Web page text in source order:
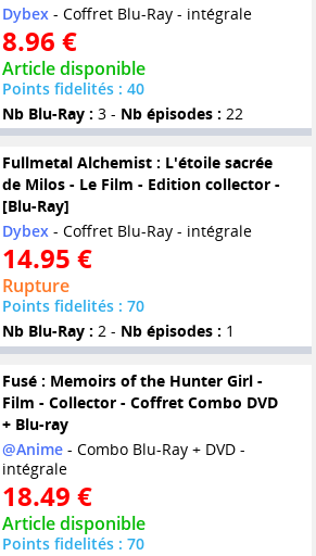
Dybex - Coffret Blu-Ray - intégrale
8.96 €
Article disponible
Points fidelités : 40
Nb Blu-Ray : 3 - Nb épisodes : 22
Fullmetal Alchemist : L'étoile sacrée
de Milos - Le Film - Edition collector -
[Blu-Ray]
Dybex- Coffret Blu-Ray - intégrale
14.95 €
Rupture
Points fidelités : 70
Nb Blu-Ray : 2 - Nb épisodes : 1
Fusé : Memoirs of the Hunter Girl -
Film - Collector - Coffret Combo DVD
+ Blu-ray
@Anime- Combo Blu-Ray + DVD -
intégrale
18.49 €
Article disponible
Points fidelités : 70